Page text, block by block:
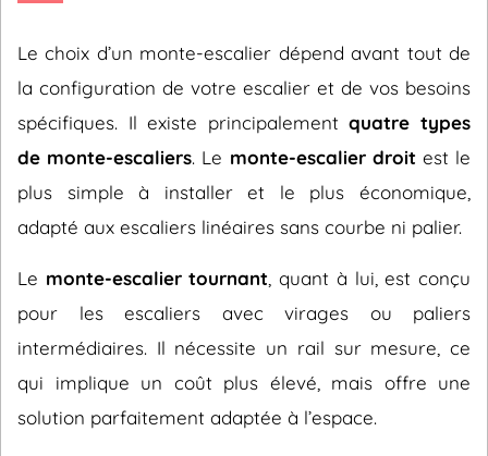
Le choix d’un monte-escalier dépend avant tout de
la configuration de votre escalier et de vos besoins
spécifiques. Il existe principalementquatre types
de monte-escaliers. Le monte-escalier droit est le
plus simple à installer et le plus économique,
adapté aux escaliers linéaires sans courbe ni palier.
Le monte-escalier tournant , quant à lui, est conçu
pour les escaliers avec virages ou paliers
intermédiaires. Il nécessite un rail sur mesure, ce
qui implique un coût plus élevé, mais offre une
solution parfaitement adaptée à l’espace.